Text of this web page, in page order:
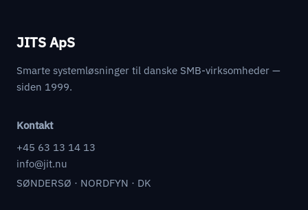
JITS ApS
Smarte systemløsninger til danske SMB-virksomheder —
siden 1999.
Kontakt
+45 63 13 14 13
info@jit.nu
SØNDERSØ · NORDFYN · DK